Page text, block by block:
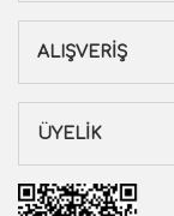
ALIŞVERİŞ
ÜYELİK